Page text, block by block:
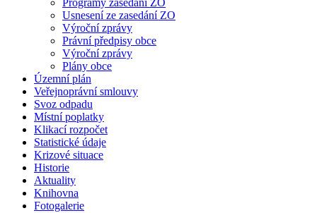
Programy zasedání ZO
Usnesení ze zasedání ZO
Výroční zprávy
Právní předpisy obce
Výroční zprávy
Plány obce
Územní plán
Veřejnoprávní smlouvy
Svoz odpadu
Místní poplatky
Klikací rozpočet
Statistické údaje
Krizové situace
Historie
Aktuality
Knihovna
Fotogalerie